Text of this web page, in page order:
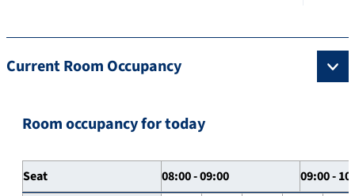
Current Room Occupancy
Room occupancy for today
Seat 08:00 - 09:00 09:00 -